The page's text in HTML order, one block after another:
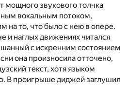
мощного звукового толчка
вокальным потоком,
на то, что было с нею в опере.
и наглых движениях читался
с искренним состоянием
она произносила отточено,
текст, хотя языком
В проигрыше диджей заглушил